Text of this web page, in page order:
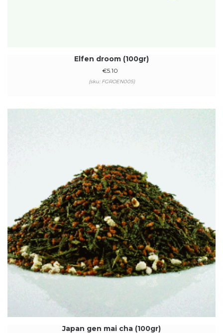
Elfen droom (100gr)
€5.10
(sku: FGROEN005)
Japan gen mai cha (100gr)